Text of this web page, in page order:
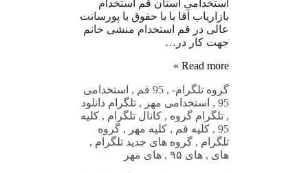
استخدامی استان قم استخدام
بازاریاب آقا با با حقوق با پورسانت
عالی در قم استخدام منشی خانم
جهت کار در…
Read more »
گروه تلگرام-
, 95 قم , استخدامی
95
, استخدامی مهر , تلگرام دانلود
, تلگرام گروه , کانال تلگرام , کلیه
95
, کلیه قم , کلیه مهر , گروه
تلگرام , گروه های جدید تلگرام ,
های , های ۹۵ , های مهر